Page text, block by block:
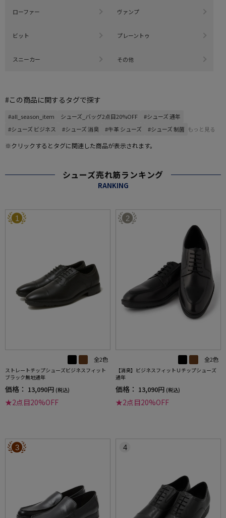
ローファー ヴァンプ
ビット プレーントゥ
スニーカー その他
#この商品に関するタグで探す
#all_season_item シューズ_バッグ2点目20%OFF
#シューズ 通年
#シューズ ビジネス
#シューズ 消臭 #牛革 シューズ #シューズ 制菌 もっと見る
※クリックするとタグに関連した商品が表示されます。
シューズ売れ筋ランキング
RANKING
1
全2色
ストレートチップシューズビジネスフィット
ブラック無地通年
価格： 13,090円 (税込)
★2点目20%OFF
2
全2色
【消臭】ビジネスフィットＵチップシューズ
通年
価格： 13,090円 (税込)
★2点目20%OFF
3 4